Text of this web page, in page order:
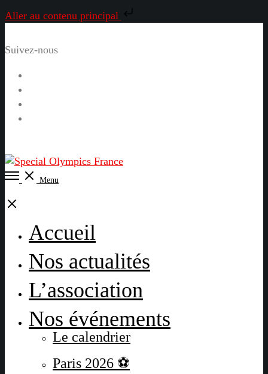
Aller au contenu principal
Suivez-nous
Open
Menu
Close
Accueil
Nos actualités
L’association
Nos événements
Le calendrier
Paris 2026 ⚽